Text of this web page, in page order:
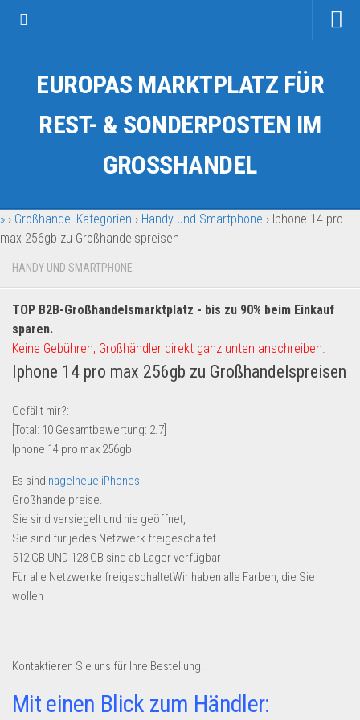
Kategorien
Auto & Motorrad
Fahrzeuge & Transport
Garten & Werkzeug
Geschäft, Büro & Schreibwaren
Geschenkartikel
Handy und Smartphone
Kosmetik & Pflege
Lebensmittel & Getränke
Multimedia & Elektro
Münzen
Spielzeug & Games
Schuhe & Accessoires
Sport & Freizeit
Uhren & Schmuck
Wohnen & Einrichten
Sonderposten-Angebote
Saison & Eventprodkte
EUROPAS MARKTPLATZ FÜR
REST- & SONDERPOSTEN IM
GROSSHANDEL
» › Großhandel Kategorien › Handy und Smartphone › Iphone 14 pro
max 256gb zu Großhandelspreisen
HANDY UND SMARTPHONE
TOP B2B-Großhandelsmarktplatz - bis zu 90% beim Einkauf
sparen.
Keine Gebühren, Großhändler direkt ganz unten anschreiben.
Iphone 14 pro max 256gb zu Großhandelspreisen
Gefällt mir?:
[Total: 10 Gesamtbewertung: 2.7
Iphone 14 pro max 256gb
Es sind nagelneue iPhones
Großhandelpreise.
Sie sind versiegelt und nie geöffnet,
Sie sind für jedes Netzwerk freigeschaltet.
512 GB UND 128 GB sind ab Lager verfügbar
Für alle Netzwerke freigeschaltetWir haben alle Farben, die Sie
wollen
Kontaktieren Sie uns für Ihre Bestellung.
Mit einen Blick zum Händler: